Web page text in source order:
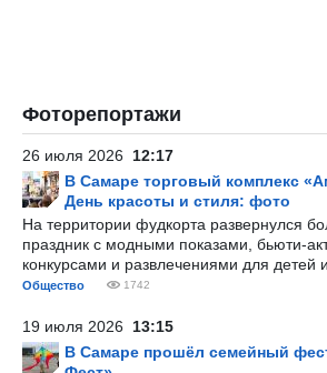
Фоторепортажи
26 июля 2026 12:17
В Самаре торговый комплекс
День красоты и стиля: фото
На территории фудкорта развернулся
праздник с модными показами, бьюти-
конкурсами и развлечениями для детей
Общество 1742
19 июля 2026 13:15
В Самаре прошёл семейный